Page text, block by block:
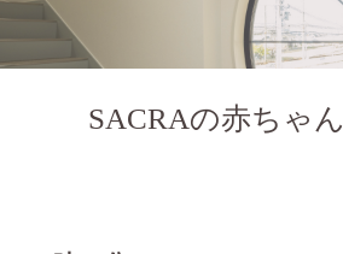
SACRAの赤ちゃん